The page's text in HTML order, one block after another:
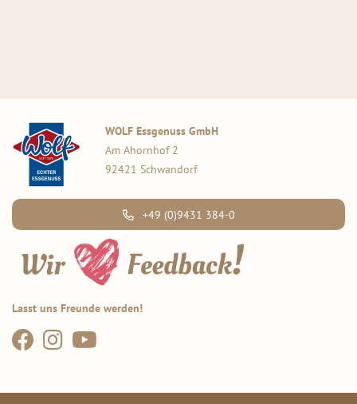
WOLF Essgenuss GmbH
Am Ahornhof 2
92421 Schwandorf
+49 (0)9431 384-0
Lasst uns Freunde werden!